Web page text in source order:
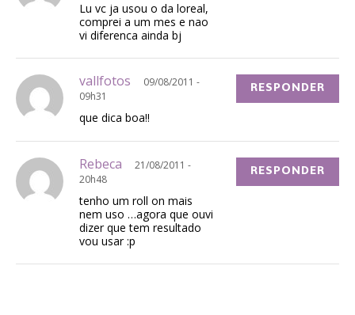
Lu vc ja usou o da loreal,
comprei a um mes e nao
vi diferenca ainda bj
vallfotos
09/08/2011 -
09h31
que dica boa!!
RESPONDER
Rebeca
21/08/2011 -
20h48
tenho um roll on mais
nem uso …agora que ouvi
dizer que tem resultado
vou usar :p
RESPONDER